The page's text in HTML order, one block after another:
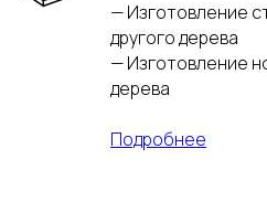
— Изготовление
другого дерева
— Изготовление
дерева
Подробнее